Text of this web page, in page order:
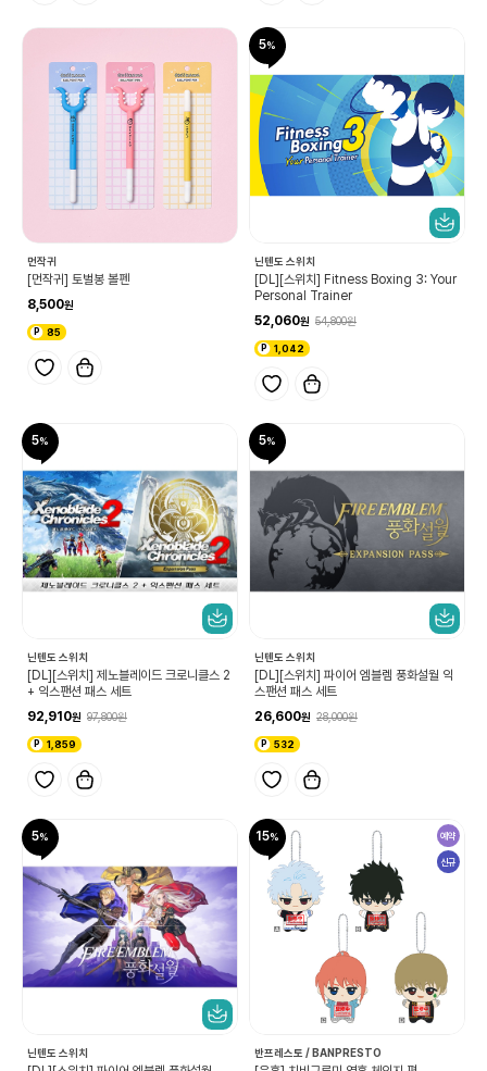
먼작귀
[먼작귀] 토벌봉 볼펜
8,500
85
5
닌텐도 스위치
[DL][스위치] Fitness Boxing 3: Your
Personal Trainer
52,060
54,800
1,042
5
닌텐도 스위치
[DL][스위치] 제노블레이드 크로니클스 2
+ 익스팬션 패스 세트
92,910
97,800
1,859
5
닌텐도 스위치
[DL][스위치] 파이어 엠블렘 풍화설월 익
스팬션 패스 세트
26,600
28,000
532
5
닌텐도 스위치
15 예약
신규
반프레스토 / BANPRESTO